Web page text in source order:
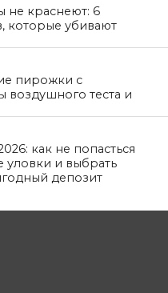
не краснеют: 6
которые убивают
пирожки с
воздушного теста и
как не попасться
уловки и выбрать
депозит